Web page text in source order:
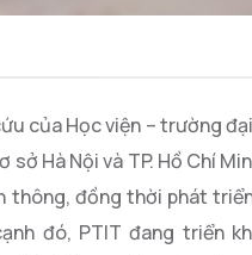
của Học viện – trường
Hà Nội và TP. Hồ Chí
thông, đồng thời phát
đó, PTIT đang triển